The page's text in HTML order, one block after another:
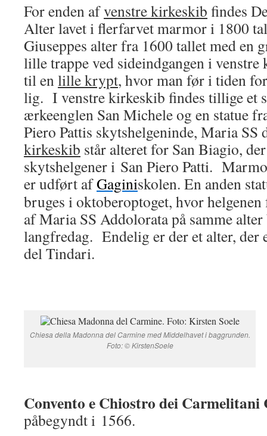
For enden afvenstre kirkeskib findes
Alter lavet i flerfarvet marmor i 1800
Giuseppes alter fra 1600 tallet med
lille trappe ved sideindgangen i venstre
til enlille krypt, hvor man før i tiden
lig. I venstre kirkeskib findes tillige et
ærkeenglen San Michele og en statue
Piero Pattis skytshelgeninde, Maria
kirkeskib står alteret for San Biagio,
skytshelgener i San Piero Patti.
er udført afGaginiskolen. En anden
bruges i oktoberoptoget, hvor helgenen
af Maria SS Addolorata på samme
langfredag. Endelig er der et alter, der
del Tindari.
Chiesa della Madonna del Carmine med Middelhavet i baggrunden.
Foto: © KirstenSoele
Convento e Chiostro dei
påbegyndt i 1566.